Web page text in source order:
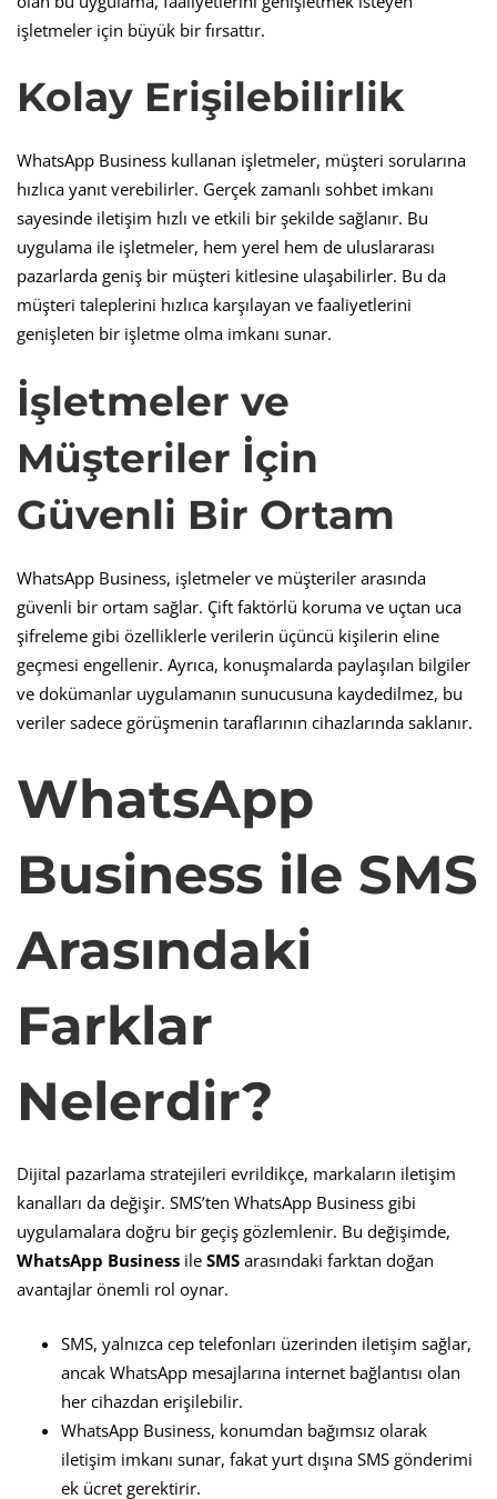
işletmeler için büyük bir fırsattır.
Kolay Erişilebilirlik
WhatsApp Business kullanan işletmeler, müşteri sorularına
hızlıca yanıt verebilirler. Gerçek zamanlı sohbet imkanı
sayesinde iletişim hızlı ve etkili bir şekilde sağlanır. Bu
uygulama ile işletmeler, hem yerel hem de uluslararası
pazarlarda geniş bir müşteri kitlesine ulaşabilirler. Bu da
müşteri taleplerini hızlıca karşılayan ve faaliyetlerini
genişleten bir işletme olma imkanı sunar.
İşletmeler ve
Müşteriler İçin
Güvenli Bir Ortam
WhatsApp Business, işletmeler ve müşteriler arasında
güvenli bir ortam sağlar. Çift faktörlü koruma ve uçtan uca
şifreleme gibi özelliklerle verilerin üçüncü kişilerin eline
geçmesi engellenir. Ayrıca, konuşmalarda paylaşılan bilgiler
ve dokümanlar uygulamanın sunucusuna kaydedilmez, bu
veriler sadece görüşmenin taraflarının cihazlarında saklanır.
WhatsApp
Business ile SMS
Arasındaki
Farklar
Nelerdir?
Dijital pazarlama stratejileri evrildikçe, markaların iletişim
kanalları da değişir. SMS’ten WhatsApp Business gibi
uygulamalara doğru bir geçiş gözlemlenir. Bu değişimde,
WhatsApp Business ile SMS arasındaki farktan doğan
avantajlar önemli rol oynar.
SMS, yalnızca cep telefonları üzerinden iletişim sağlar,
ancak WhatsApp mesajlarına internet bağlantısı olan
her cihazdan erişilebilir.
WhatsApp Business, konumdan bağımsız olarak
iletişim imkanı sunar, fakat yurt dışına SMS gönderimi
ek ücret gerektirir.